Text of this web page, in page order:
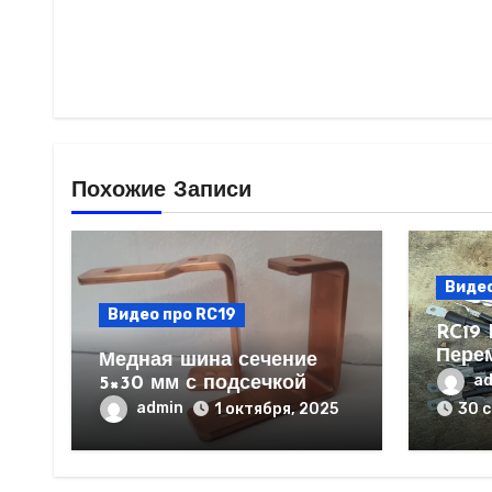
Похожие Записи
Видео про RC19
Медная шина сечение
5×30 мм с подсечкой
admin 1 октября, 2025
RC19
мм
30